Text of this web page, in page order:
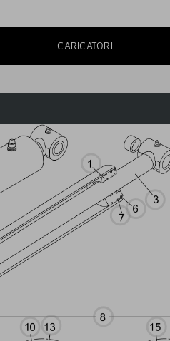
CARICATORI